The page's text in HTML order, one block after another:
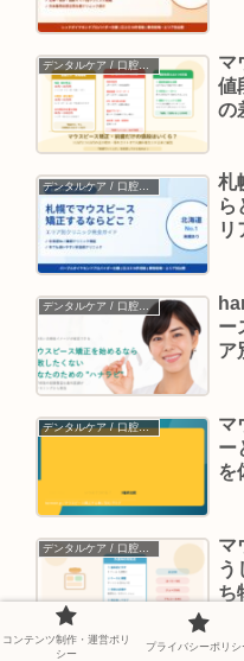
マ
値
の
札
ら
リ
デンタルケア / 口腔ケア
ー
ア
デンタルケア / 口腔ケア
マ
ー
を
マ
う
ち
コンテンツ制作・運営ポリ
シー
プライバシーポリシ